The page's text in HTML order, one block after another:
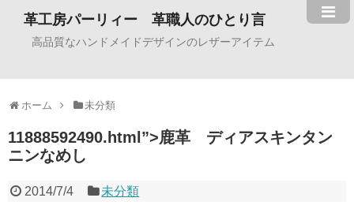
革工房パーリィー 革職人のひとり言
高品質なハンドメイドデザインのレザーアイテム
ホーム 未分類
11888592490.html”>鹿革 ディアスキンタン
ニンなめし
2014/7/4 未分類